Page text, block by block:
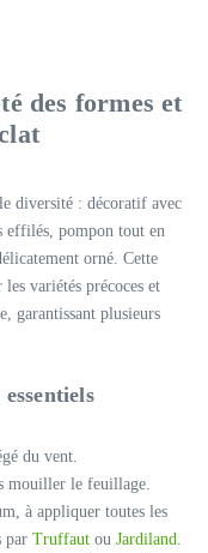
des formes et
diversité : décoratif avec
effilés, pompon tout en
orné. Cette
variétés précoces et
garantissant plusieurs
du vent.
mouiller le feuillage.
à appliquer toutes les
par Truffaut ou Jardiland